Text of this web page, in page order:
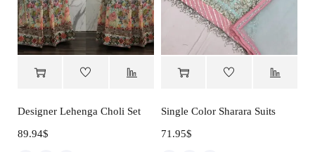
Designer Lehenga Choli Set
89.94$
Single Color Sharara Suits
71.95$